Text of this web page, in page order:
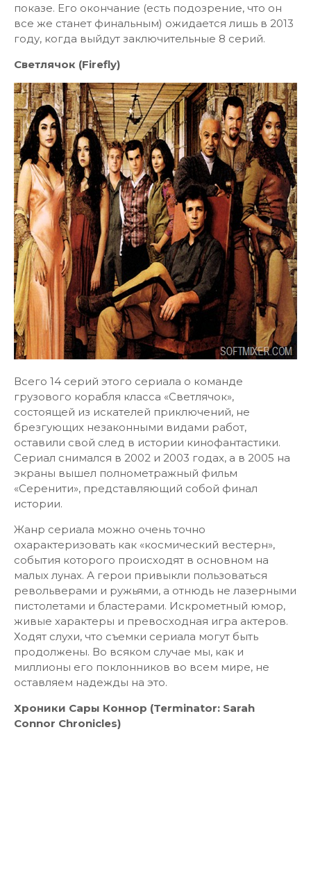
показе. Его окончание (есть подозрение, что он
все же станет финальным) ожидается лишь в 2013
году, когда выйдут заключительные 8 серий.
Светлячок (Firefly)
Всего 14 серий этого сериала о команде
грузового корабля класса «Светлячок»,
состоящей из искателей приключений, не
брезгующих незаконными видами работ,
оставили свой след в истории кинофантастики.
Сериал снимался в 2002 и 2003 годах, а в 2005 на
экраны вышел полнометражный фильм
«Серенити», представляющий собой финал
истории.
Жанр сериала можно очень точно
охарактеризовать как «космический вестерн»,
события которого происходят в основном на
малых лунах. А герои привыкли пользоваться
револьверами и ружьями, а отнюдь не лазерными
пистолетами и бластерами. Искрометный юмор,
живые характеры и превосходная игра актеров.
Ходят слухи, что съемки сериала могут быть
продолжены. Во всяком случае мы, как и
миллионы его поклонников во всем мире, не
оставляем надежды на это.
Хроники Сары Коннор (Terminator: Sarah
Connor Chronicles)